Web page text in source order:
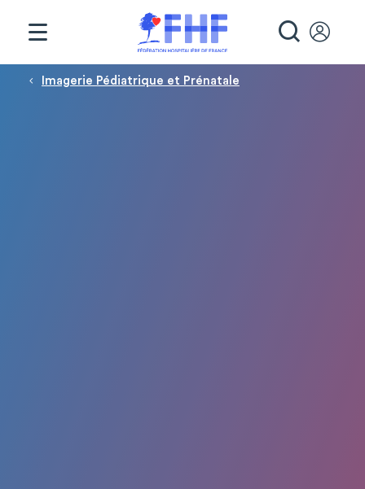
Fil d'Ariane
Imagerie Pédiatrique et Prénatale
Panneau de gestion des cookies